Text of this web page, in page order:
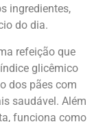
ingredientes,
do dia.
refeição que
glicêmico
dos pães com
saudável. Além
funciona como